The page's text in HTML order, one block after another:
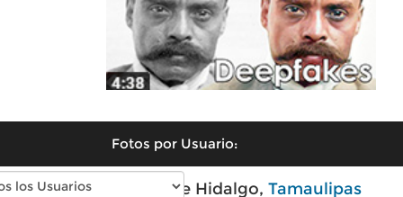
Fotos por Usuario:
Fotos antiguas de Hidalgo, Tamaulipas